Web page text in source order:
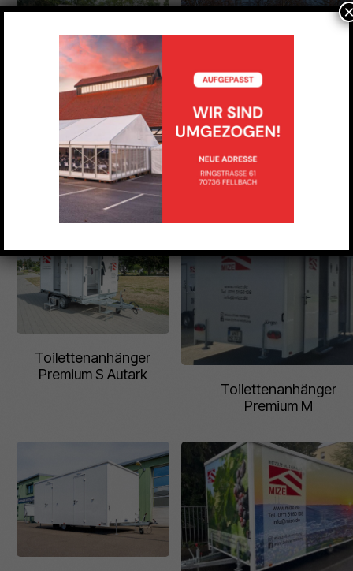
Toilettenanhänger
Festival XS
Toilettenanhänger
Premium S
Toilettenanhänger
Premium S Autark
Toilettenanhänger
Premium M